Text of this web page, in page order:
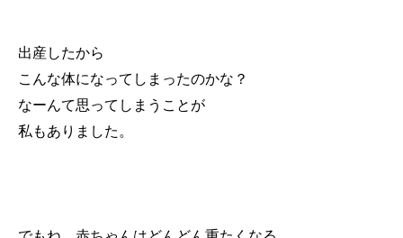
出産したから
こんな体になってしまったのかな？
なーんて思ってしまうことが
私もありました。